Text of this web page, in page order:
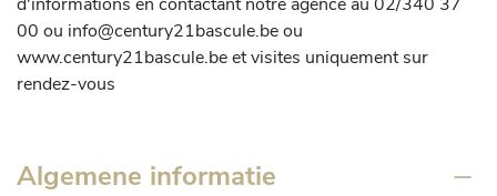
00 ou info@century21bascule.be ou
www.century21bascule.be et visites uniquement sur
rendez-vous
Algemene informatie